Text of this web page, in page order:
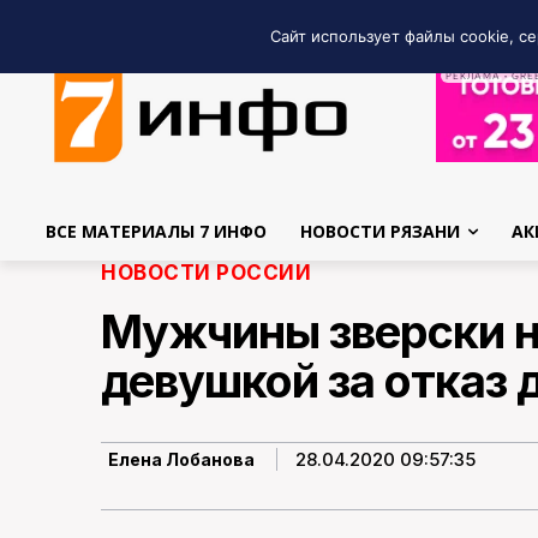
РЕКЛАМА •
ВСЕ МАТЕРИАЛЫ 7 ИНФО НОВОСТИ РЯЗАНИ
НОВОСТИ РОССИИ
Мужчины зверски
девушкой за отказ
Елена Лобанова 28.04.2020 09:57:35
Сайт использует файлы cookie,